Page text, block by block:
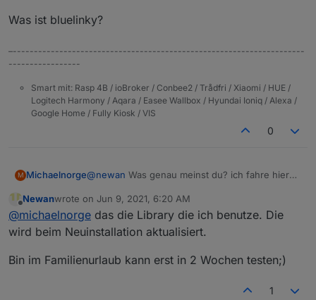
Was ist bluelinky?
–---------------------------------------------------------------------
-----------------
Smart mit: Rasp 4B / ioBroker / Conbee2 / Trådfri / Xiaomi / HUE /
Logitech Harmony / Aqara / Easee Wallbox / Hyundai Ioniq / Alexa /
Google Home / Fully Kiosk / VIS
0
M Michaelnorge@newan Was genau meinst du? ich fahre hier
https://github.com/Newan/ioBroker.bluelink
Was ist bluelinky?
Offline
Newanwrote on Jun 9, 2021, 6:20 AM
last edited by
@michaelnorge das die Library die ich benutze. Die
wird beim Neuinstallation aktualisiert.
Bin im Familienurlaub kann erst in 2 Wochen testen;)
1